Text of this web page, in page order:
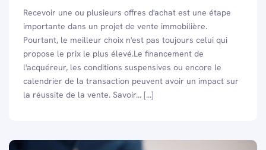
Recevoir une ou plusieurs offres d'achat est une étape
importante dans un projet de vente immobilière.
Pourtant, le meilleur choix n'est pas toujours celui qui
propose le prix le plus élevé.Le financement de
l'acquéreur, les conditions suspensives ou encore le
calendrier de la transaction peuvent avoir un impact sur
la réussite de la vente. Savoir... [...]